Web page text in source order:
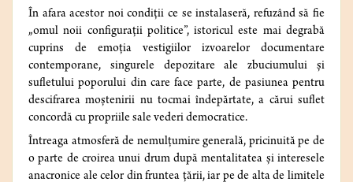
În afara acestor noi condiții ce se instalaseră, refuzând să fie
„omul noii configurații politice”, istoricul este mai degrabă
cuprins de emoția vestigiilor izvoarelor documentare
contemporane, singurele depozitare ale zbuciumului și
sufletului poporului din care face parte, de pasiunea pentru
descifrarea moștenirii nu tocmai îndepărtate, a cărui suflet
concordă cu propriile sale vederi democratice.
Întreaga atmosferă de nemulțumire generală, pricinuită pe de
o parte de croirea unui drum după mentalitatea și interesele
anacronice ale celor din fruntea țării, iar pe de alta de limitele